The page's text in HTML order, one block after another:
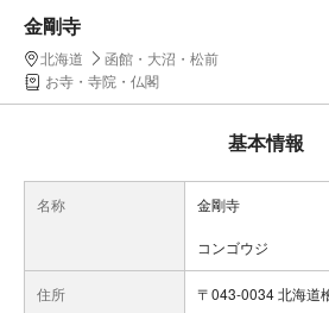
金剛寺
北海道
函館・大沼・松前
お寺・寺院・仏閣
基本情報
名称 金剛寺
コンゴウジ
住所 〒043-0034 北海道